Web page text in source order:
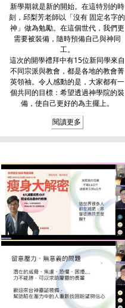
新學期就是新的開始。在這特別的時
刻，邱梨芳老師以「沒有 固定名字的
神」做為勉勵。在這個世代，我們更
需要被裝備，隨時預備自己與神同
工。
這次的開學禮拜中有15位新同學來自
不同宗派與教會，都是各地的教會菁
英領袖。令人感動的是，大家都有一
個共同的目標：希望透過神學院的裝
備，使自己更好的為主擺上。
閱讀更多